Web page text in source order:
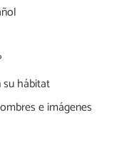
su hábitat
e imágenes